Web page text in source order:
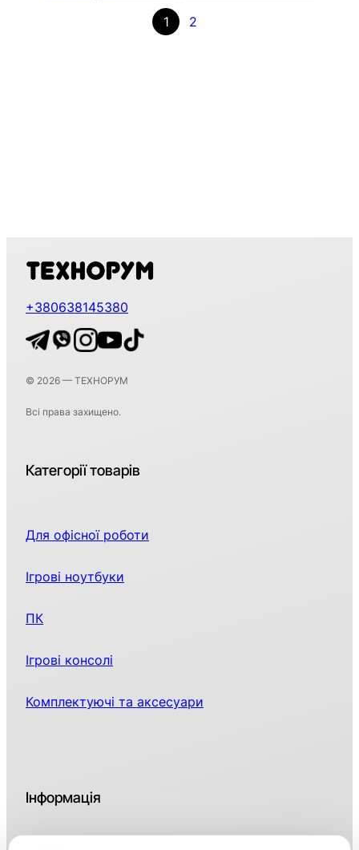
1 2
+380638145380
© 2026 — ТЕХНОРУМ
Всі права захищено.
Категорії товарів
Для офісної роботи
Ігрові ноутбуки
ПК
Ігрові консолі
Комплектуючі та аксесуари
Інформація